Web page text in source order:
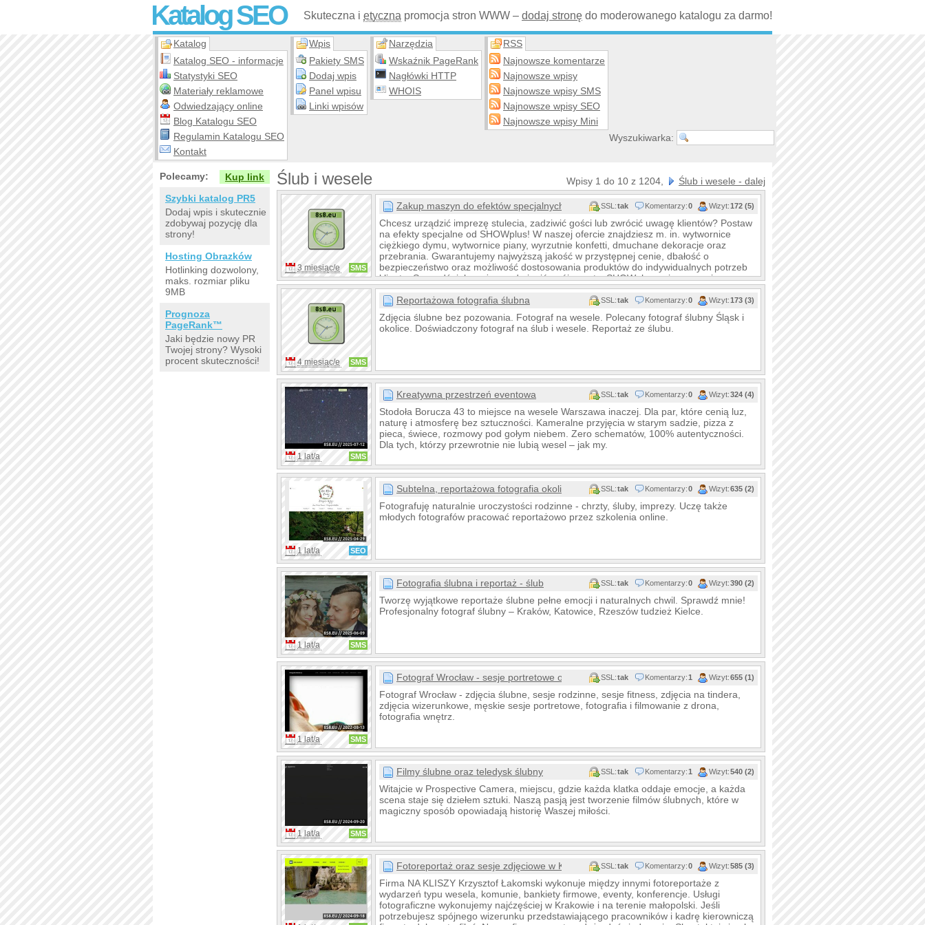
Katalog SEO Skuteczna i etyczna promocja stron WWW – dodaj stronę do moderowanego katalogu za darmo!
Katalog
Katalog SEO - informacje
Statystyki SEO
Materiały reklamowe
Odwiedzający online
Blog Katalogu SEO
Regulamin Katalogu SEO
Kontakt
Wpis
Pakiety SMS
Dodaj wpis
Panel wpisu
Linki wpisów
Narzędzia
Wskaźnik PageRank
Nagłówki HTTP
WHOIS
RSS
Najnowsze komentarze
Najnowsze wpisy
Najnowsze wpisy SMS
Najnowsze wpisy SEO
Najnowsze wpisy Mini
Wyszukiwarka:
Ślub i wesele Wpisy 1 do 10 z 1204, Ślub i wesele - dalej
3 miesiąc/e SMS
Zakup maszyn do efektów specjalnych SSL:tak Komentarzy:0 Wizyt:172 (5)
Chcesz urządzić imprezę stulecia, zadziwić gości lub zwrócić uwagę klientów? Postaw
na efekty specjalne od SHOWplus! W naszej ofercie znajdziesz m. in. wytwornice
ciężkiego dymu, wytwornice piany, wyrzutnie konfetti, dmuchane dekoracje oraz
przebrania. Gwarantujemy najwyższą jakość w przystępnej cenie, dbałość o
bezpieczeństwo oraz możliwość dostosowania produktów do indywidualnych potrzeb
klienta. Sprawdź, jak możesz odmienić swój event z SHOWplus - niezapomniane
wrażenia gwarantowane!
4 miesiąc/e SMS
Reportażowa fotografia ślubna SSL:tak Komentarzy:0 Wizyt:173 (3)
Zdjęcia ślubne bez pozowania. Fotograf na wesele. Polecany fotograf ślubny Śląsk i
okolice. Doświadczony fotograf na ślub i wesele. Reportaż ze ślubu.
1 lat/a SMS
Kreatywna przestrzeń eventowa SSL:tak Komentarzy:0 Wizyt:324 (4)
Stodoła Borucza 43 to miejsce na wesele Warszawa inaczej. Dla par, które cenią luz,
naturę i atmosferę bez sztuczności. Kameralne przyjęcia w starym sadzie, pizza z
pieca, świece, rozmowy pod gołym niebem. Zero schematów, 100% autentyczności.
Dla tych, którzy przewrotnie nie lubią wesel – jak my.
1 lat/a SEO
Subtelna, reportażowa fotografia okolicznościowa
SSL:tak Komentarzy:0 Wizyt:635 (2)
Fotografuję naturalnie uroczystości rodzinne - chrzty, śluby, imprezy. Uczę także
młodych fotografów pracować reportażowo przez szkolenia online.
1 lat/a SMS
Fotografia ślubna i reportaż - ślub SSL:tak Komentarzy:0 Wizyt:390 (2)
Tworzę wyjątkowe reportaże ślubne pełne emocji i naturalnych chwil. Sprawdź mnie!
Profesjonalny fotograf ślubny – Kraków, Katowice, Rzeszów tudzież Kielce.
1 lat/a SMS
Fotograf Wrocław - sesje portretowe oraz zdjęcia ślubne
SSL:tak Komentarzy:1 Wizyt:655 (1)
Fotograf Wrocław - zdjęcia ślubne, sesje rodzinne, sesje fitness, zdjęcia na tindera,
zdjęcia wizerunkowe, męskie sesje portretowe, fotografia i filmowanie z drona,
fotografia wnętrz.
1 lat/a SMS
Filmy ślubne oraz teledysk ślubny SSL:tak Komentarzy:1 Wizyt:540 (2)
Witajcie w Prospective Camera, miejscu, gdzie każda klatka oddaje emocje, a każda
scena staje się dziełem sztuki. Naszą pasją jest tworzenie filmów ślubnych, które w
magiczny sposób opowiadają historię Waszej miłości.
Fotoreportaż oraz sesje zdjęciowe w Krakowie SSL:tak Komentarzy:0 Wizyt:585 (3)
Firma NA KLISZY Krzysztof Łakomski wykonuje między innymi fotoreportaże z
wydarzeń typu wesela, komunie, bankiety firmowe, eventy, konferencje. Usługi
fotograficzne wykonujemy najćzęściej w Krakowie i na terenie małopolski. Jeśli
potrzebujesz spójnego wizerunku przedstawiającego pracowników i kadrę kierowniczą
Polecamy:
Kup link
Szybki katalog PR5
Dodaj wpis i skutecznie
zdobywaj pozycję dla
strony!
Hosting Obrazków
Hotlinking dozwolony,
maks. rozmiar pliku
9MB
Prognoza
PageRank™
Jaki będzie nowy PR
Twojej strony? Wysoki
procent skuteczności!